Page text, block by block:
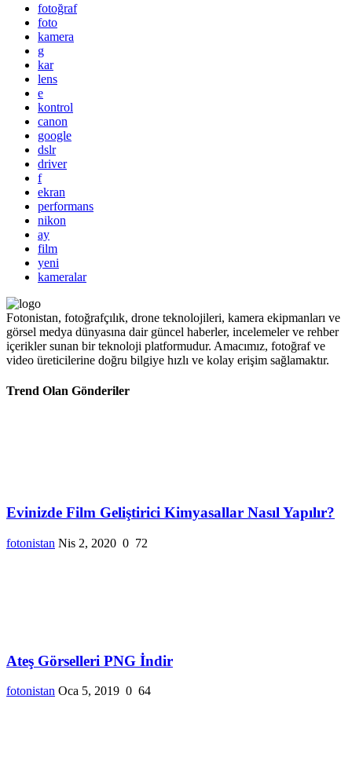
fotoğraf
foto
kamera
g
kar
lens
e
kontrol
canon
google
dslr
driver
f
ekran
performans
nikon
ay
film
yeni
kameralar
Fotonistan, fotoğrafçılık, drone teknolojileri, kamera ekipmanları ve
görsel medya dünyasına dair güncel haberler, incelemeler ve rehber
içerikler sunan bir teknoloji platformudur. Amacımız, fotoğraf ve
video üreticilerine doğru bilgiye hızlı ve kolay erişim sağlamaktır.
Trend Olan Gönderiler
Evinizde Film Geliştirici Kimyasallar Nasıl Yapılır?
fotonistan Nis 2, 2020 0 72
Ateş Görselleri PNG İndir
fotonistan Oca 5, 2019 0 64